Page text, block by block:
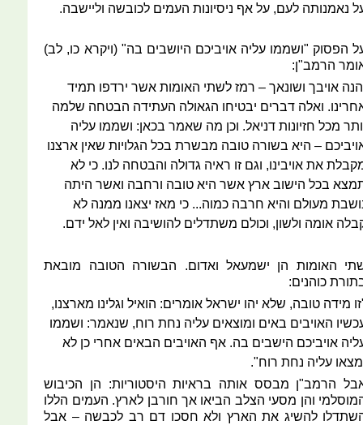
נאמנותה לעם, על אף ניסיונות העמים לכובשה וליישבה.
הפסוק "ושממו עליה אויביכם היושבים בה" (ויקרא כו, לב)
הרמב"ן:
אויבך ושונאך – רמז לשתי האומות אשר ירדפו תמיד
ואלה דברים יבטיחו הגאולה העתידה הבטחה שלמה
מכל חזיונות דניאל. וכן מה שאמר בכאן: ושממו עליה
– היא בשורה טובה מבשרת בכל הגלויות שאין ארצנו
את אויבינו, וגם זו ראיה גדולה והבטחה לנו. כי לא
בכל הישוב ארץ אשר היא טובה ורחבה ואשר היתה
מעולם והיא חרבה כמוה... כי מאז יצאנו ממנה לא
אומה ולשון, וכולם משתדלים להושיבה ואין לאל ידם.
האומות הן ישמעאל ואדום. הבשורה הטובה מובאת
כוהנים:
מידה טובה, שלא יהו ישראל אומרים: הואיל וגלינו מארצנו,
האויבים באים ומוצאים עליה נחת רוח, שנאמר: ושממו
אויביכם הישבים בה. אף האויבים הבאים אחרי כן לא
עליה נחת רוח".
הרמב"ן מבסס אותה בראיות היסטוריות: הן הכיבוש
והן מסעי הצלב הביאו אך חורבן לארץ. העמים הללו
להשיג את הארץ ולא חסכו דם רב לכבשה – אבל